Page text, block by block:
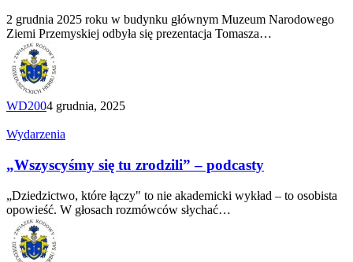
opowieść
Tomasza
Kuby
Kozłowskiego
2 grudnia 2025 roku w budynku głównym Muzeum Narodowego
Ziemi Przemyskiej odbyła się prezentacja Tomasza…
WD2004 grudnia, 2025
„Wszyscyśmy
tu
zrodzili”
podcasty
Wydarzenia
„Wszyscyśmy się tu zrodzili” – podcasty
„Dziedzictwo, które łączy" to nie akademicki wykład – to osobista
opowieść. W głosach rozmówców słychać…